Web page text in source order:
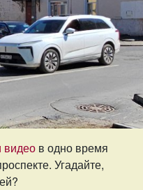
видео в одно время
Угадайте,